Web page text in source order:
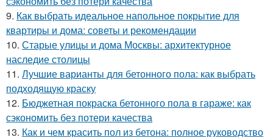
9. Как выбрать идеальное напольное покрытие для
квартиры и дома: советы и рекомендации
10. Старые улицы и дома Москвы: архитектурное
наследие столицы
11. Лучшие варианты для бетонного пола: как выбрать
подходящую краску
12. Бюджетная покраска бетонного пола в гараже: как
сэкономить без потери качества
13. Как и чем красить пол из бетона: полное руководство